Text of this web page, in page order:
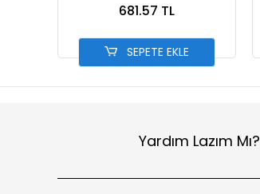
681.57 TL
SEPETE EKLE
Yardım Lazım Mı?